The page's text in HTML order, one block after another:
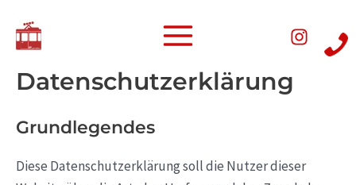
content
Menu
Datenschutzerklärung
Grundlegendes
Diese Datenschutzerklärung soll die Nutzer dieser